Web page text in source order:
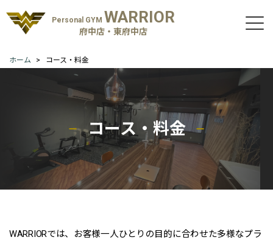
Personal GYM WARRIOR
府中店・東府中店
ホーム コース・料金
コース・料金
WARRIORでは、お客様一人ひとりの目的に合わせた多様なプラ